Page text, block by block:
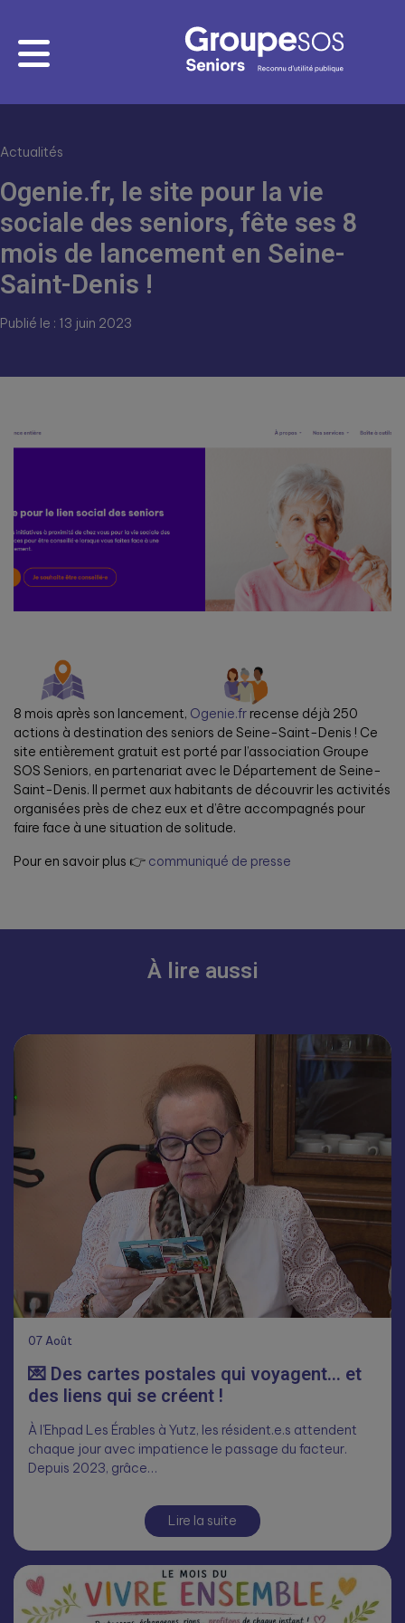
Actualités
Ogenie.fr, le site pour la vie
sociale des seniors, fête ses 8
mois de lancement en Seine-
Saint-Denis !
Publié le : 13 juin 2023
8 mois après son lancement, Ogenie.fr recense déjà 250
actions à destination des seniors de Seine-Saint-Denis ! Ce
site entièrement gratuit est porté par l’association Groupe
SOS Seniors, en partenariat avec le Département de Seine-
Saint-Denis. Il permet aux habitants de découvrir les activités
organisées près de chez eux et d’être accompagnés pour
faire face à une situation de solitude.
Pour en savoir plus 👉 communiqué de presse
À lire aussi
07 Août
💌 Des cartes postales qui voyagent… et
des liens qui se créent !
À l’Ehpad Les Érables à Yutz, les résident.e.s attendent
chaque jour avec impatience le passage du facteur.
Depuis 2023, grâce…
Lire la suite